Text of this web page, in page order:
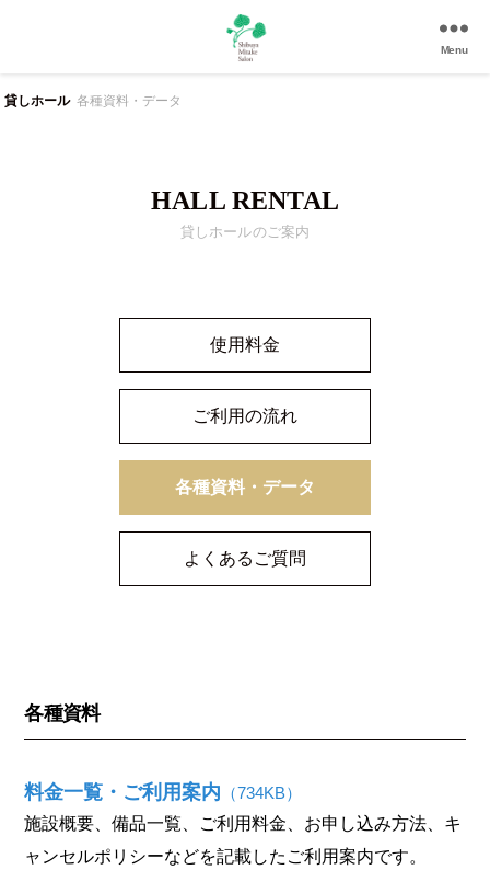
ロ
|
駅
徒
3
分
和
風
ダ
ン
な
Menu
貸しホール 各種資料・データ
HALL RENTAL
貸しホールのご案内
使用料金
ご利用の流れ
各種資料・データ
よくあるご質問
各種資料
料金一覧・ご利用案内 （734KB）
施設概要、備品一覧、ご利用料金、お申し込み方法、キ
ャンセルポリシーなどを記載したご利用案内です。